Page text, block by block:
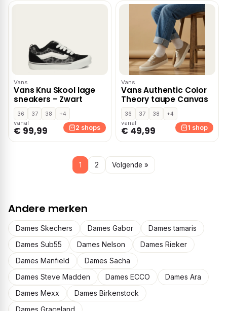
Vans
Vans Knu Skool lage
sneakers – Zwart
36 37 38
+4
vanaf
€ 99,99 2 shops
Vans
Vans Authentic Color
Theory taupe Canvas
36 37 38
+4
vanaf
€ 49,99 1 shop
1 2 Volgende »
Andere merken
Dames Skechers Dames Gabor
Dames tamaris
Dames Sub55
Dames Nelson
Dames Rieker
Dames Manfield
Dames Sacha
Dames Steve Madden
Dames ECCO
Dames Ara
Dames Mexx
Dames Birkenstock
Dames Graceland